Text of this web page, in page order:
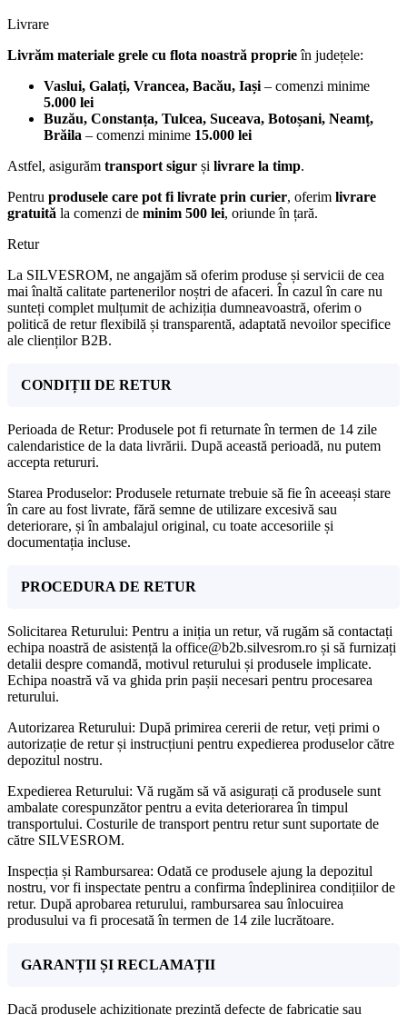
Livrare
Livrăm materiale grele cu flota noastră proprieîn județele:
Vaslui, Galați, Vrancea, Bacău, Iași– comenzi minime
5.000 lei
Buzău, Constanța, Tulcea, Suceava, Botoșani, Neamț,
Brăila – comenzi minime 15.000 lei
Astfel, asigurăm transport sigur și livrare la timp.
Pentru produsele care pot fi livrate prin curier, oferim livrare
gratuită la comenzi de minim 500 lei, oriunde în țară.
Retur
La SILVESROM, ne angajăm să oferim produse și servicii de cea
mai înaltă calitate partenerilor noștri de afaceri. În cazul în care nu
sunteți complet mulțumit de achiziția dumneavoastră, oferim o
politică de retur flexibilă și transparentă, adaptată nevoilor specifice
ale clienților B2B.
CONDIȚII DE RETUR
Perioada de Retur: Produsele pot fi returnate în termen de 14 zile
calendaristice de la data livrării. După această perioadă, nu putem
accepta retururi.
Starea Produselor: Produsele returnate trebuie să fie în aceeași stare
în care au fost livrate, fără semne de utilizare excesivă sau
deteriorare, și în ambalajul original, cu toate accesoriile și
documentația incluse.
PROCEDURA DE RETUR
Solicitarea Returului: Pentru a iniția un retur, vă rugăm să contactați
echipa noastră de asistență la office@b2b.silvesrom.ro și să furnizați
detalii despre comandă, motivul returului și produsele implicate.
Echipa noastră vă va ghida prin pașii necesari pentru procesarea
returului.
Autorizarea Returului: După primirea cererii de retur, veți primi o
autorizație de retur și instrucțiuni pentru expedierea produselor către
depozitul nostru.
Expedierea Returului: Vă rugăm să vă asigurați că produsele sunt
ambalate corespunzător pentru a evita deteriorarea în timpul
transportului. Costurile de transport pentru retur sunt suportate de
către SILVESROM.
Inspecția și Rambursarea: Odată ce produsele ajung la depozitul
nostru, vor fi inspectate pentru a confirma îndeplinirea condițiilor de
retur. După aprobarea returului, rambursarea sau înlocuirea
produsului va fi procesată în termen de 14 zile lucrătoare.
GARANȚII ȘI RECLAMAȚII
Dacă produsele achiziționate prezintă defecte de fabricație sau